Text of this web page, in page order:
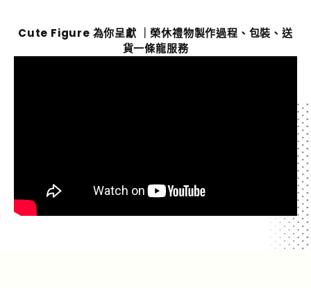
Cute Figure 為你呈獻 ｜榮休禮物製作過程、包裝、送
貨一條龍服務